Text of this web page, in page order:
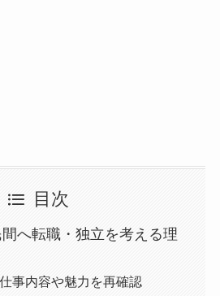
目次
へ転職・独立を考える理
事内容や魅力を再確認